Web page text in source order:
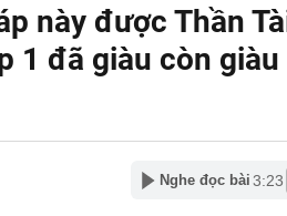
bệnh, vừa được vinh danh "Hệ thống Y khoa
khoán bị HoSE cắt margin trong tháng 8
lợi nhuận tăng hơn 120%
giữ lượng tiền hơn 62.000 tỷ đồng, lớn
này được Thần
1 đã giàu còn giàu
Nghe đọc bài 3:23